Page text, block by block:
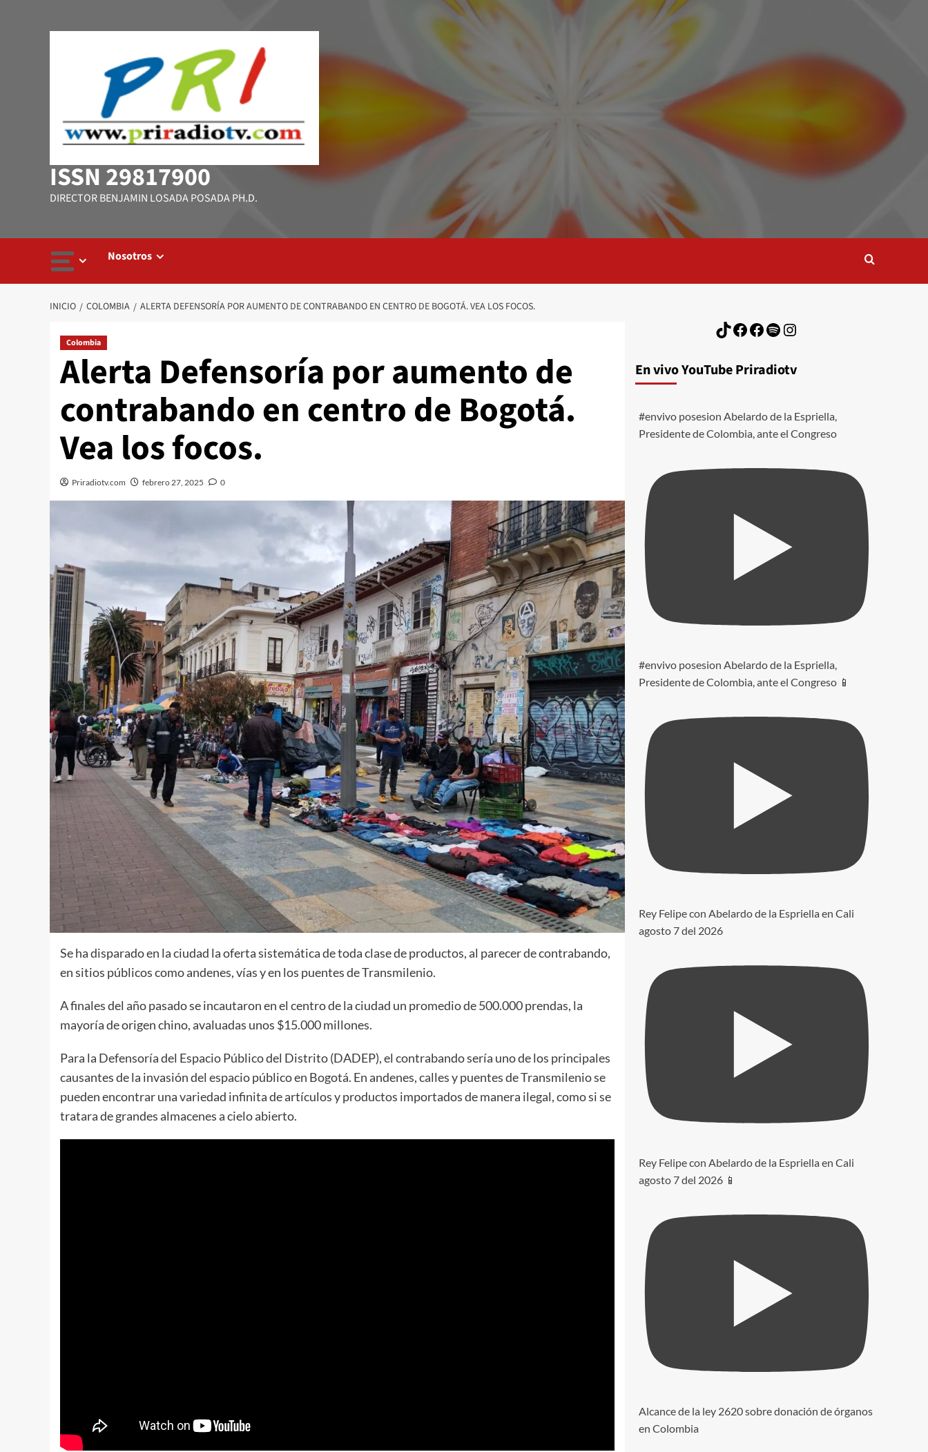
ISSN 29817900
DIRECTOR BENJAMIN LOSADA POSADA PH.D.
Nosotros
INICIO COLOMBIA ALERTA DEFENSORÍA POR AUMENTO DE CONTRABANDO EN CENTRO DE BOGOTÁ. VEA LOS FOCOS.
Colombia
Alerta Defensoría por aumento de
contrabando en centro de Bogotá.
Vea los focos.
Priradiotv.com febrero 27, 2025 0
Se ha disparado en la ciudad la oferta sistemática de toda clase de productos, al parecer de contrabando,
en sitios públicos como andenes, vías y en los puentes de Transmilenio.
A finales del año pasado se incautaron en el centro de la ciudad un promedio de 500.000 prendas, la
mayoría de origen chino, avaluadas unos $15.000 millones.
Para la Defensoría del Espacio Público del Distrito (DADEP), el contrabando sería uno de los principales
causantes de la invasión del espacio público en Bogotá. En andenes, calles y puentes de Transmilenio se
pueden encontrar una variedad infinita de artículos y productos importados de manera ilegal, como si se
tratara de grandes almacenes a cielo abierto.
TikTok
Facebook
Facebook
Spotify
Instagram
En vivo YouTube Priradiotv
#envivo posesion Abelardo de la Espriella,
Presidente de Colombia, ante el Congreso
#envivo posesion Abelardo de la Espriella,
Presidente de Colombia, ante el Congreso 📱
Rey Felipe con Abelardo de la Espriella en Cali
agosto 7 del 2026
Rey Felipe con Abelardo de la Espriella en Cali
agosto 7 del 2026 📱
Alcance de la ley 2620 sobre donación de órganos
en Colombia